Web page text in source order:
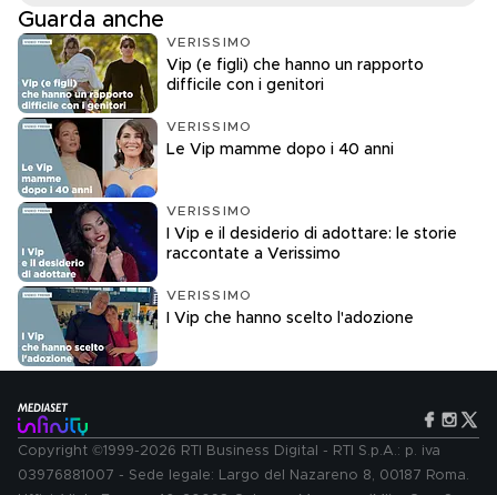
Guarda anche
VERISSIMO
Vip (e figli) che hanno un rapporto
difficile con i genitori
VERISSIMO
Le Vip mamme dopo i 40 anni
VERISSIMO
I Vip e il desiderio di adottare: le storie
raccontate a Verissimo
VERISSIMO
I Vip che hanno scelto l'adozione
Copyright ©1999-2026 RTI Business Digital - RTI S.p.A.: p. iva
03976881007 - Sede legale: Largo del Nazareno 8, 00187 Roma.